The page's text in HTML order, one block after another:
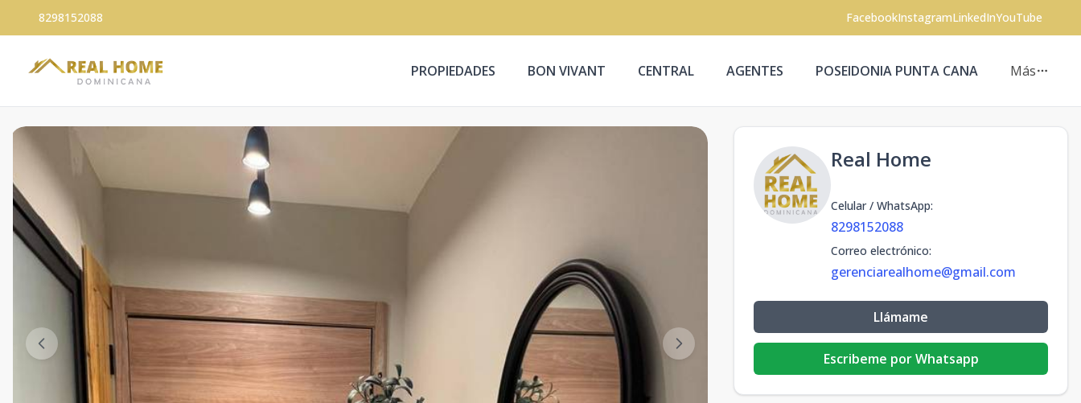
8298152088 FacebookInstagramLinkedInYouTube
PROPIEDADES BON VIVANT CENTRAL AGENTES POSEIDONIA PUNTA CANA Más
Real Home
Celular / WhatsApp:
8298152088
Correo electrónico:
gerenciarealhome@gmail.com
Llámame
Escribeme por Whatsapp